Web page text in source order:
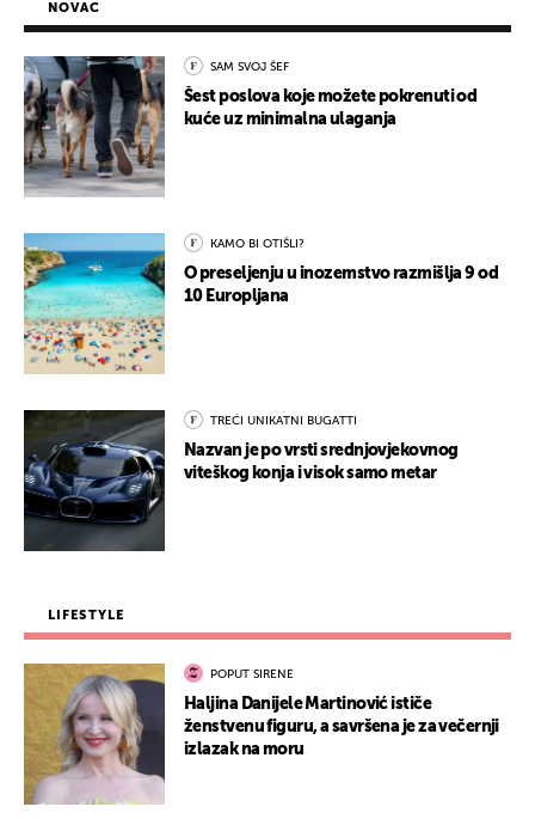
NOVAC
SAM SVOJ ŠEF
Šest poslova koje možete pokrenuti od
kuće uz minimalna ulaganja
KAMO BI OTIŠLI?
O preseljenju u inozemstvo razmišlja 9 od
10 Europljana
TREĆI UNIKATNI BUGATTI
Nazvan je po vrsti srednjovjekovnog
viteškog konja i visok samo metar
LIFESTYLE
POPUT SIRENE
Haljina Danijele Martinović ističe
ženstvenu figuru, a savršena je za večernji
izlazak na moru